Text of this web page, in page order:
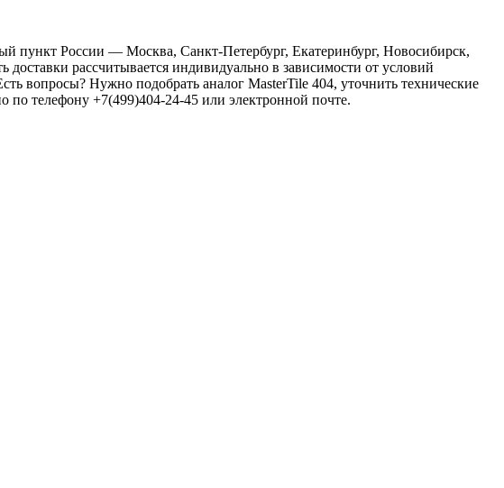
пункт России — Москва, Санкт-Петербург, Екатеринбург, Новосибирск,
рассчитывается индивидуально в зависимости от условий
вопросы? Нужно подобрать аналог MasterTile 404, уточнить технические
телефону +7(499)404-24-45 или электронной почте.